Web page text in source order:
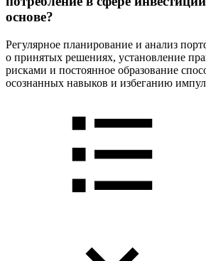
основе?
Регулярное планирование и анализ
о принятых решениях, установление
рисками и постоянное образование
осознанных навыков и избеганию